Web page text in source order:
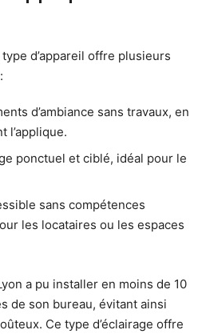
d’appareil offre plusieurs
d’ambiance sans travaux, en
l’applique.
ponctuel et ciblé, idéal pour le
sans compétences
les locataires ou les espaces
a pu installer en moins de 10
de son bureau, évitant ainsi
Ce type d’éclairage offre